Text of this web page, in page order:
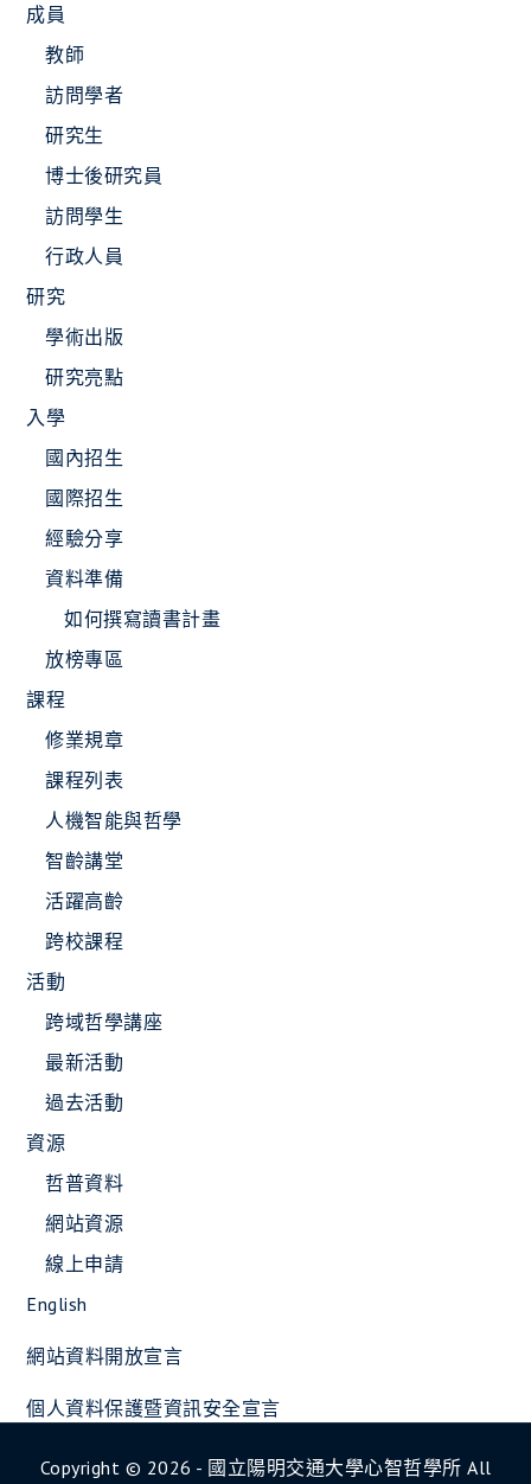
成員
教師
訪問學者
研究生
博士後研究員
訪問學生
行政人員
研究
學術出版
研究亮點
入學
國內招生
國際招生
經驗分享
資料準備
如何撰寫讀書計畫
放榜專區
課程
修業規章
課程列表
人機智能與哲學
智齡講堂
活躍高齡
跨校課程
活動
跨域哲學講座
最新活動
過去活動
資源
哲普資料
網站資源
線上申請
English
網站資料開放宣言
個人資料保護暨資訊安全宣言
Copyright © 2026 - 國立陽明交通大學心智哲學所 All